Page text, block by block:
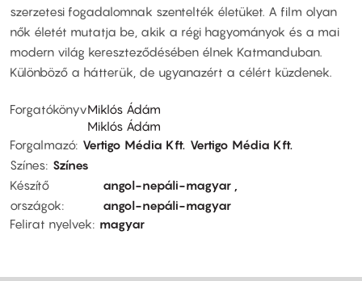
szerzetesi fogadalomnak szentelték életüket. A film olyan
nők életét mutatja be, akik a régi hagyományok és a mai
modern világ kereszteződésében élnek Katmanduban.
Különböző a hátterük, de ugyanazért a célért küzdenek.
ForgatókönyvMiklós Ádám
Miklós Ádám
Forgalmazó Vertigo Média Kft. Vertigo Média Kft.
Színes Színes
Készítő
országok
angol-nepáli-magyar
angol-nepáli-magyar
Felirat nyelvek
magyar